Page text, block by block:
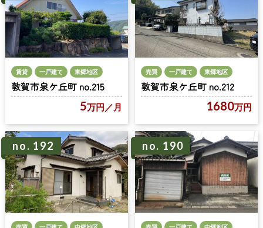
賃貸 一戸建て 東郷地区
敦賀市泉ケ丘町 no.215
5万円 ／月
売買 一戸建て 東郷地区
敦賀市泉ケ丘町 no.212
1680万円
no. 192 no. 190